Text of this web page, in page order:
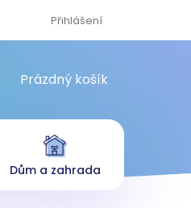
Přihlášení
NÁKUPNÍ KOŠÍK
Prázdný košík
Dům a zahrada